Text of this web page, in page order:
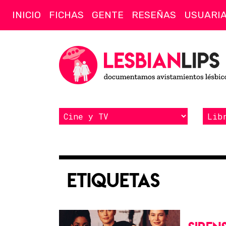
INICIO FICHAS GENTE RESEÑAS
Etiquetas